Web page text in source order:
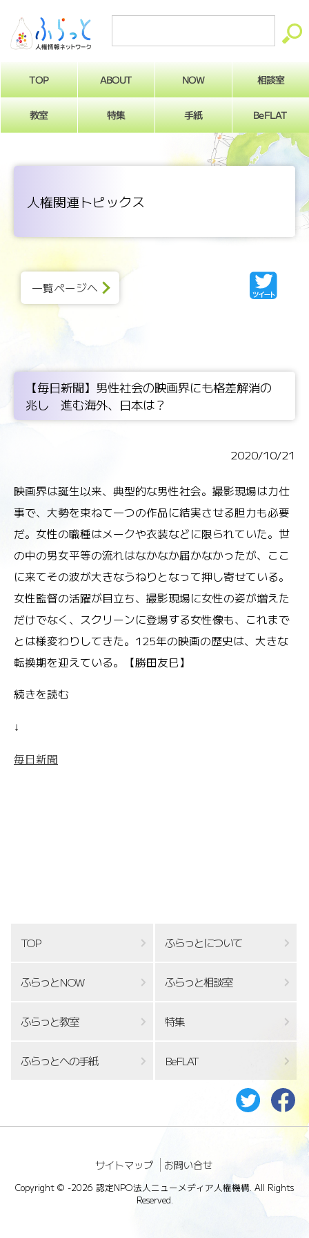
TOP ABOUT NOW 相談室
教室 特集 手紙 BeFLAT
人権関連トピックス
一覧ページへ
【毎日新聞】男性社会の映画界にも格差解消の
兆し 進む海外、日本は？
2020/10/21
映画界は誕生以来、典型的な男性社会。撮影現場は力仕
事で、大勢を束ねて一つの作品に結実させる胆力も必要
だ。女性の職種はメークや衣装などに限られていた。世
の中の男女平等の流れはなかなか届かなかったが、ここ
に来てその波が大きなうねりとなって押し寄せている。
女性監督の活躍が目立ち、撮影現場に女性の姿が増えた
だけでなく、スクリーンに登場する女性像も、これまで
とは様変わりしてきた。125年の映画の歴史は、大きな
転換期を迎えている。【勝田友巳】
続きを読む
↓
毎日新聞
TOP ふらっとについて
ふらっとNOW ふらっと相談室
ふらっと教室 特集
ふらっとへの手紙 BeFLAT
サイトマップ お問い合せ
Copyright © -2026 認定NPO法人ニューメディア人権機構. All Rights
Reserved.